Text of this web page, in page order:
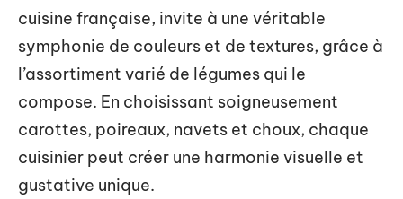
cuisine française, invite à une véritable
symphonie de couleurs et de textures, grâce à
l’assortiment varié de légumes qui le
compose. En choisissant soigneusement
carottes, poireaux, navets et choux, chaque
cuisinier peut créer une harmonie visuelle et
gustative unique.